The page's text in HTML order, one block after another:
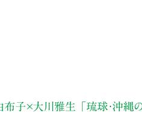
子×大川雅生
「琉球・沖縄